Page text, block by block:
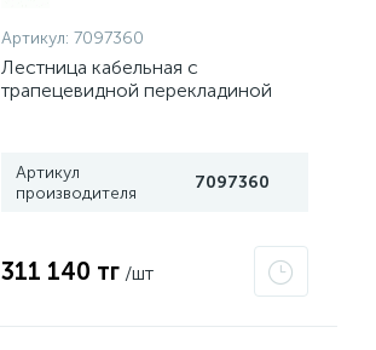
Артикул: 7097360
Лестница кабельная с
трапецевидной перекладиной
Артикул
производителя
7097360
311 140 тг /шт